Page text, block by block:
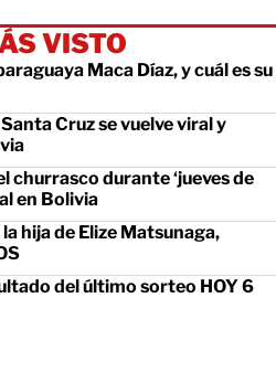
VISTO
Maca Díaz, y cuál es su
Cruz se vuelve viral y
churrasco durante ‘jueves de
en Bolivia
hija de Elize Matsunaga,
del último sorteo HOY 6